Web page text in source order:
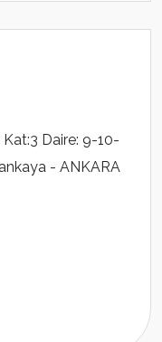
Daire: 9-10-
- ANKARA